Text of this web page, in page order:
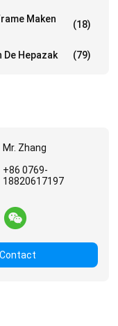
Maken
(18)
De Hepazak (79)
Mr. Zhang
+86 0769-
18820617197
Contact